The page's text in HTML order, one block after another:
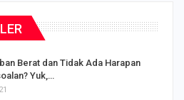
Berat dan Tidak Ada Harapan
Yuk,…